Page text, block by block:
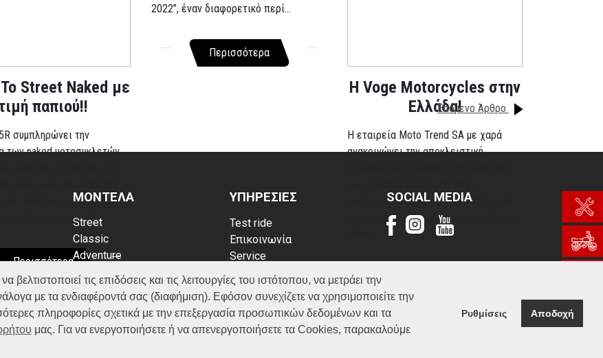
τις επιδόσεις και τις λειτουργίες του ιστότοπου, να μετράει την
με τα ενδιαφέροντά σας (διαφήμιση). Εφόσον συνεχίζετε να χρησιμοποιείτε την
πληροφορίες σχετικά με την επεξεργασία προσωπικών δεδομένων και τα
μας. Για να ενεργοποιήσετε ή να απενεργοποιήσετε τα Cookies, παρακαλούμε
Ρυθμίσεις Αποδοχή
Street Naked με
παπιού!!
συμπληρώνει την
των naked μοτοσυκλετών
A1 αλλά και αυτοκινήτου. Ο
ζωηρό χαρακτήρα...
Περισσότερα
2022”, έναν διαφορετικό περί...
Περισσότερα
H Voge Motorcycles στην
Ελλάδα!
Η εταιρεία Moto Trend SA με χαρά
ανακοινώνει την αποκλειστική
ενός premium brand με προϊόντα που
χαρακτηρίζονται από την ποιότητα σε
Επόμενο Άρθρο
ΜΟΝΤΕΛΑ
Street
Classic
Adventure
ATV (Loncin)
ΥΠΗΡΕΣΙΕΣ
Test ride
Επικοινωνία
Service
Κατάλογος
FAQ
SOCIAL MEDIA